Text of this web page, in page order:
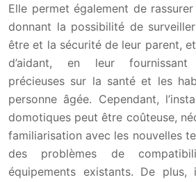
Elle permet également de
donnant la possibilité de
être et la sécurité de leur parent,
d’aidant, en leur
précieuses sur la santé et les
personne âgée. Cependant,
domotiques peut être coûteuse,
familiarisation avec les nouvelles
des problèmes de
équipements existants. De